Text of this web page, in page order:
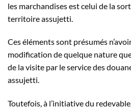
les marchandises est celui de la
territoire assujetti.
Ces éléments sont présumés
modification de quelque nature
de la visite par le service des
assujetti.
Toutefois, à l’initiative du